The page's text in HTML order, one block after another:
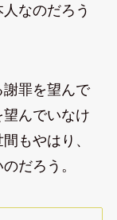
なのだろう
謝罪を望んで
んでいなけ
もやはり、
だろう。